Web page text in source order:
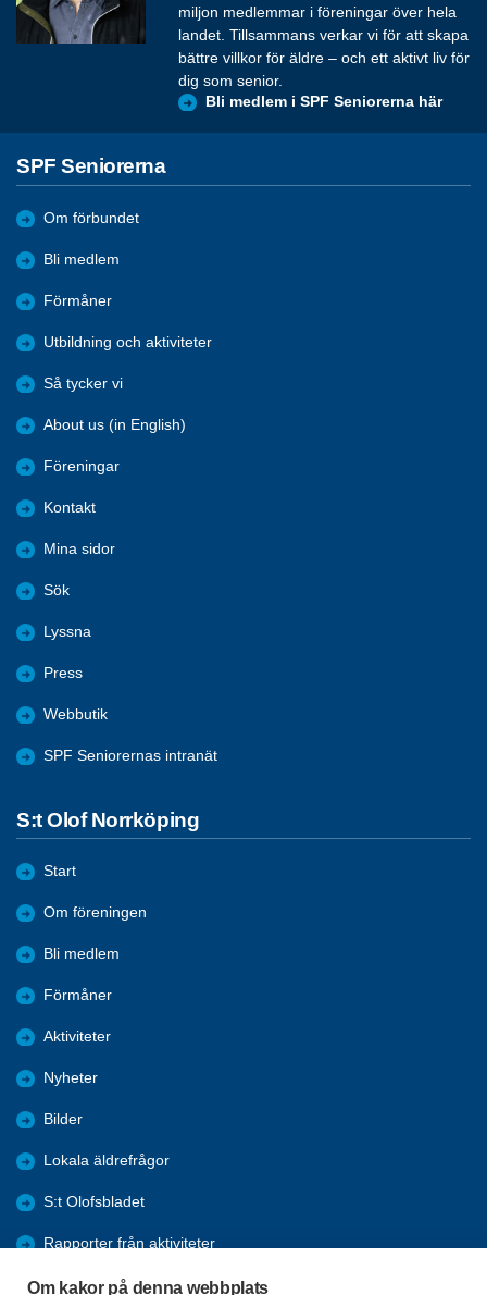
Om kakor på denna webbplats
miljon medlemmar i föreningar över hela
landet. Tillsammans verkar vi för att skapa
bättre villkor för äldre – och ett aktivt liv för
dig som senior.
Bli medlem i SPF Seniorerna här
SPF Seniorerna
Om förbundet
Bli medlem
Förmåner
Utbildning och aktiviteter
Så tycker vi
About us (in English)
Föreningar
Kontakt
Mina sidor
Sök
Lyssna
Press
Webbutik
SPF Seniorernas intranät
S:t Olof Norrköping
Start
Om föreningen
Bli medlem
Förmåner
Aktiviteter
Nyheter
Bilder
Lokala äldrefrågor
S:t Olofsbladet
Rapporter från aktiviteter
Historia